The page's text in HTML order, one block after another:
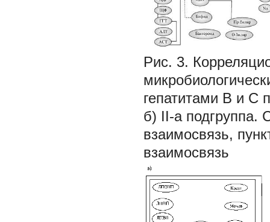
Рис. 3.
гепатитами B и С
б) II-a подгруппа.
взаимосвязь,
взаимосвязь